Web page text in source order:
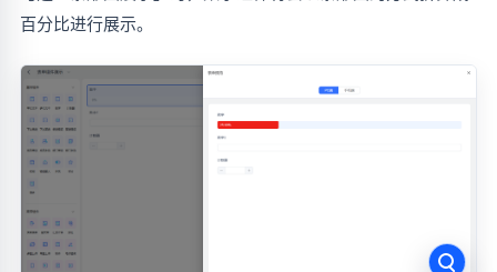
百分比进行展示。